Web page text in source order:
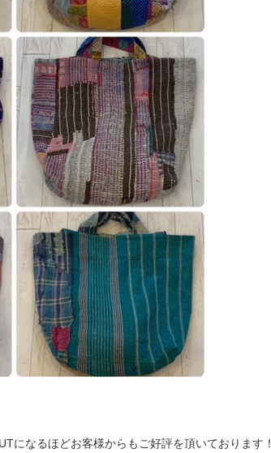
になるほどお客様からもご好評を頂いております！